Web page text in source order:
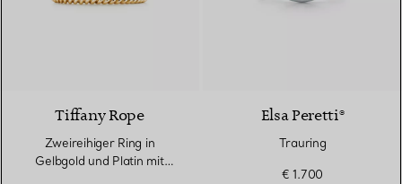
Tiffany Rope
Zweireihiger Ring in
Gelbgold und Platin mit
Elsa Peretti®
Trauring
€ 1.700